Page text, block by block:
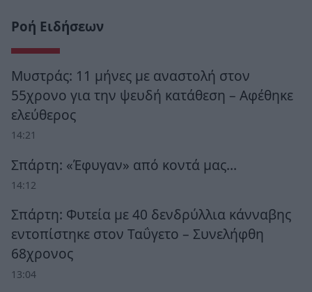
Ροή Ειδήσεων
Μυστράς: 11 μήνες με αναστολή στον
55χρονο για την ψευδή κατάθεση – Αφέθηκε
ελεύθερος
14:21
Σπάρτη: «Έφυγαν» από κοντά μας…
14:12
Σπάρτη: Φυτεία με 40 δενδρύλλια κάνναβης
εντοπίστηκε στον Ταΰγετο – Συνελήφθη
68χρονος
13:04